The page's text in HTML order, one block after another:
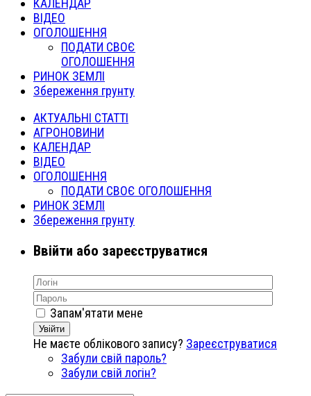
КАЛЕНДАР
ВІДЕО
ОГОЛОШЕННЯ
ПОДАТИ СВОЄ
ОГОЛОШЕННЯ
РИНОК ЗЕМЛІ
Збереження грунту
АКТУАЛЬНІ СТАТТІ
АГРОНОВИНИ
КАЛЕНДАР
ВІДЕО
ОГОЛОШЕННЯ
ПОДАТИ СВОЄ ОГОЛОШЕННЯ
РИНОК ЗЕМЛІ
Збереження грунту
Ввійти або зареєструватися
Запам'ятати мене
Увійти
Не маєте облікового запису? Зареєструватися
Забули свій пароль?
Забули свій логін?